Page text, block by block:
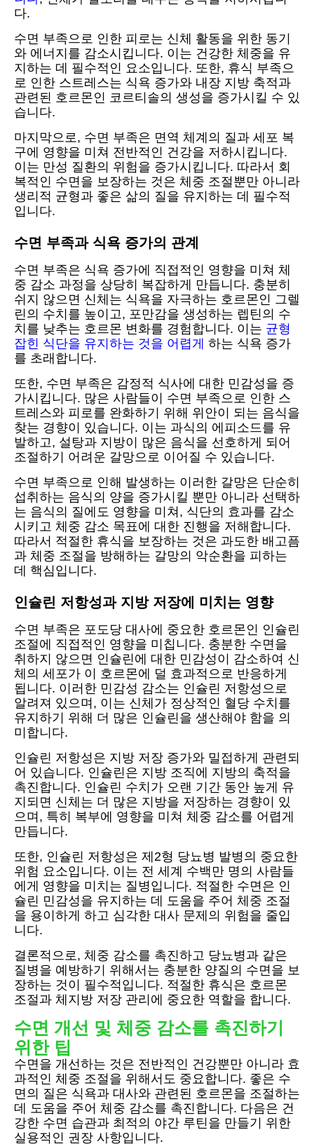
다.
수면 부족으로 인한 피로는 신체 활동을 위한 동기
와 에너지를 감소시킵니다. 이는 건강한 체중을 유
지하는 데 필수적인 요소입니다. 또한, 휴식 부족으
로 인한 스트레스는 식욕 증가와 내장 지방 축적과
관련된 호르몬인 코르티솔의 생성을 증가시킬 수 있
습니다.
마지막으로, 수면 부족은 면역 체계의 질과 세포 복
구에 영향을 미쳐 전반적인 건강을 저하시킵니다.
이는 만성 질환의 위험을 증가시킵니다. 따라서 회
복적인 수면을 보장하는 것은 체중 조절뿐만 아니라
생리적 균형과 좋은 삶의 질을 유지하는 데 필수적
입니다.
수면 부족과 식욕 증가의 관계
수면 부족은 식욕 증가에 직접적인 영향을 미쳐 체
중 감소 과정을 상당히 복잡하게 만듭니다. 충분히
쉬지 않으면 신체는 식욕을 자극하는 호르몬인 그렐
린의 수치를 높이고, 포만감을 생성하는 렙틴의 수
치를 낮추는 호르몬 변화를 경험합니다. 이는 균형
잡힌 식단을 유지하는 것을 어렵게 하는 식욕 증가
를 초래합니다.
또한, 수면 부족은 감정적 식사에 대한 민감성을 증
가시킵니다. 많은 사람들이 수면 부족으로 인한 스
트레스와 피로를 완화하기 위해 위안이 되는 음식을
찾는 경향이 있습니다. 이는 과식의 에피소드를 유
발하고, 설탕과 지방이 많은 음식을 선호하게 되어
조절하기 어려운 갈망으로 이어질 수 있습니다.
수면 부족으로 인해 발생하는 이러한 갈망은 단순히
섭취하는 음식의 양을 증가시킬 뿐만 아니라 선택하
는 음식의 질에도 영향을 미쳐, 식단의 효과를 감소
시키고 체중 감소 목표에 대한 진행을 저해합니다.
따라서 적절한 휴식을 보장하는 것은 과도한 배고픔
과 체중 조절을 방해하는 갈망의 악순환을 피하는
데 핵심입니다.
인슐린 저항성과 지방 저장에 미치는 영향
수면 부족은 포도당 대사에 중요한 호르몬인 인슐린
조절에 직접적인 영향을 미칩니다. 충분한 수면을
취하지 않으면 인슐린에 대한 민감성이 감소하여 신
체의 세포가 이 호르몬에 덜 효과적으로 반응하게
됩니다. 이러한 민감성 감소는 인슐린 저항성으로
알려져 있으며, 이는 신체가 정상적인 혈당 수치를
유지하기 위해 더 많은 인슐린을 생산해야 함을 의
미합니다.
인슐린 저항성은 지방 저장 증가와 밀접하게 관련되
어 있습니다. 인슐린은 지방 조직에 지방의 축적을
촉진합니다. 인슐린 수치가 오랜 기간 동안 높게 유
지되면 신체는 더 많은 지방을 저장하는 경향이 있
으며, 특히 복부에 영향을 미쳐 체중 감소를 어렵게
만듭니다.
또한, 인슐린 저항성은 제2형 당뇨병 발병의 중요한
위험 요소입니다. 이는 전 세계 수백만 명의 사람들
에게 영향을 미치는 질병입니다. 적절한 수면은 인
슐린 민감성을 유지하는 데 도움을 주어 체중 조절
을 용이하게 하고 심각한 대사 문제의 위험을 줄입
니다.
결론적으로, 체중 감소를 촉진하고 당뇨병과 같은
질병을 예방하기 위해서는 충분한 양질의 수면을 보
장하는 것이 필수적입니다. 적절한 휴식은 호르몬
조절과 체지방 저장 관리에 중요한 역할을 합니다.
수면 개선 및 체중 감소를 촉진하기
위한 팁
수면을 개선하는 것은 전반적인 건강뿐만 아니라 효
과적인 체중 조절을 위해서도 중요합니다. 좋은 수
면의 질은 식욕과 대사와 관련된 호르몬을 조절하는
데 도움을 주어 체중 감소를 촉진합니다. 다음은 건
강한 수면 습관과 최적의 야간 루틴을 만들기 위한
실용적인 권장 사항입니다.